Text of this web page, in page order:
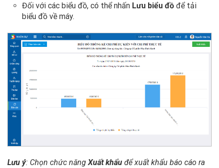
Đối với các biểu đồ, có thể nhấn Lưu biểu đồ để tải
biểu đồ về máy.
Lưu ý: Chọn chức năngXuất khẩu để xuất khẩu báo cáo ra